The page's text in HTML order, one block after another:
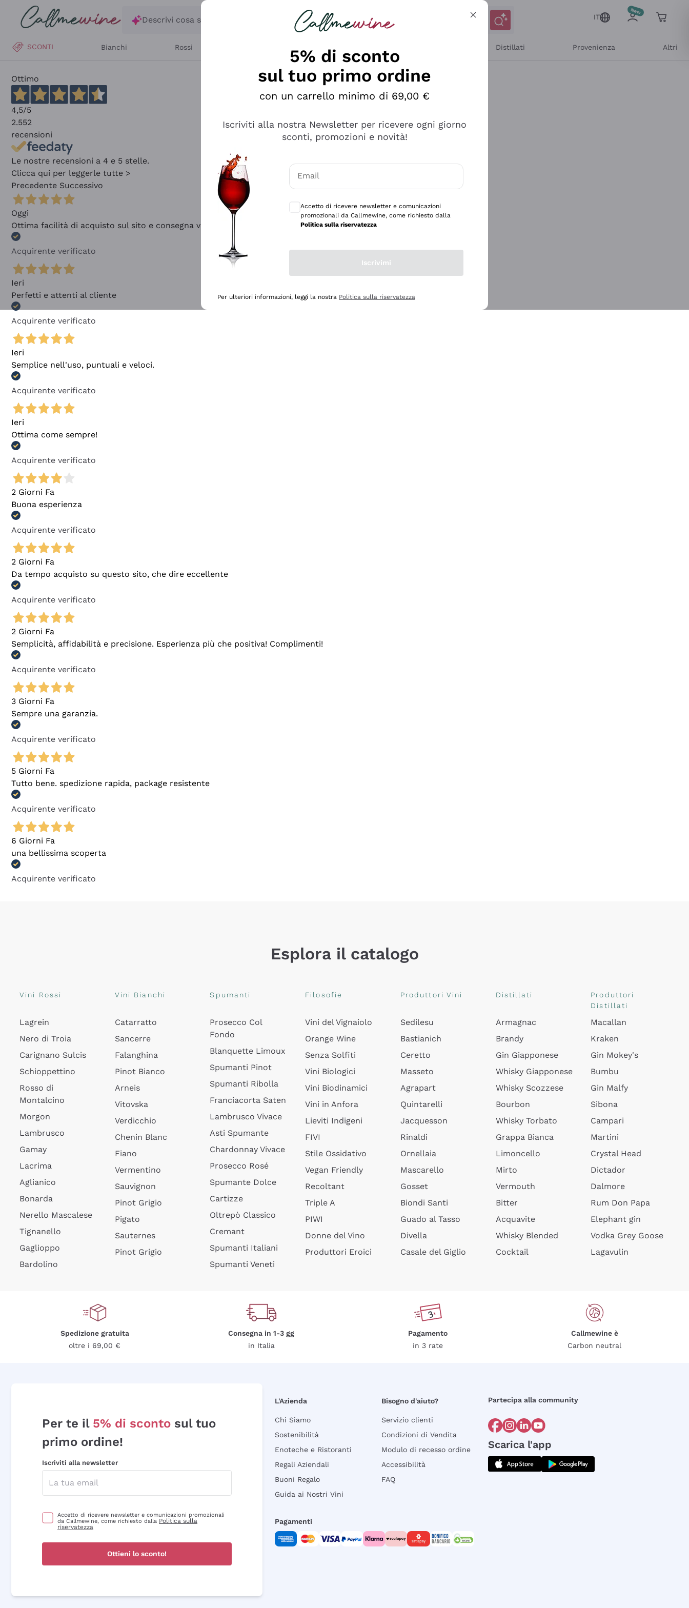
Salta al contenuto principale
Descrivi cosa stai cercando
IT
SCONTI Bianchi Rossi Distillati Provenienza Altri
Ottimo
4,5/5
2.552
recensioni
Le nostre recensioni a 4 e 5 stelle.
Clicca qui per leggerle tutte >
Precedente Successivo
Oggi
Ottima facilità di acquisto sul sito e consegna velocissima
Acquirente verificato
Ieri
Perfetti e attenti al cliente
Acquirente verificato
Ieri
Semplice nell'uso, puntuali e veloci.
Acquirente verificato
Ieri
Ottima come sempre!
Acquirente verificato
2 Giorni Fa
Buona esperienza
Acquirente verificato
2 Giorni Fa
Da tempo acquisto su questo sito, che dire eccellente
Acquirente verificato
2 Giorni Fa
Semplicità, affidabilità e precisione. Esperienza più che positiva! Complimenti!
Acquirente verificato
3 Giorni Fa
Sempre una garanzia.
Acquirente verificato
5 Giorni Fa
Tutto bene. spedizione rapida, package resistente
Acquirente verificato
6 Giorni Fa
una bellissima scoperta
Acquirente verificato
Esplora il catalogo
Vini Rossi
Lagrein
Nero di Troia
Carignano Sulcis
Schioppettino
Rosso di
Montalcino
Morgon
Lambrusco
Gamay
Lacrima
Aglianico
Bonarda
Nerello Mascalese
Tignanello
Gaglioppo
Bardolino
Vini Bianchi
Catarratto
Sancerre
Falanghina
Pinot Bianco
Arneis
Vitovska
Verdicchio
Chenin Blanc
Fiano
Vermentino
Sauvignon
Pinot Grigio
Pigato
Sauternes
Pinot Grigio
Spumanti
Prosecco Col
Fondo
Blanquette Limoux
Spumanti Pinot
Spumanti Ribolla
Franciacorta Saten
Lambrusco Vivace
Asti Spumante
Chardonnay Vivace
Prosecco Rosé
Spumante Dolce
Cartizze
Oltrepò Classico
Cremant
Spumanti Italiani
Spumanti Veneti
Filosofie
Vini del Vignaiolo
Orange Wine
Senza Solfiti
Vini Biologici
Vini Biodinamici
Vini in Anfora
Lieviti Indigeni
FIVI
Stile Ossidativo
Vegan Friendly
Recoltant
Triple A
PIWI
Donne del Vino
Produttori Eroici
Produttori Vini
Sedilesu
Bastianich
Ceretto
Masseto
Agrapart
Quintarelli
Jacquesson
Rinaldi
Ornellaia
Mascarello
Gosset
Biondi Santi
Guado al Tasso
Divella
Casale del Giglio
Distillati
Armagnac
Brandy
Gin Giapponese
Whisky Giapponese
Whisky Scozzese
Bourbon
Whisky Torbato
Grappa Bianca
Limoncello
Mirto
Vermouth
Bitter
Acquavite
Whisky Blended
Cocktail
Produttori
Distillati
Macallan
Kraken
Gin Mokey's
Bumbu
Gin Malfy
Sibona
Campari
Martini
Crystal Head
Dictador
Dalmore
Rum Don Papa
Elephant gin
Vodka Grey Goose
Lagavulin
Spedizione gratuita
oltre i 69,00 €
Consegna in 1-3 gg
in Italia
Pagamento
in 3 rate
Callmewine è
Carbon neutral
Per te il 5% di sconto sul tuo
primo ordine!
Iscriviti alla newsletter
Accetto di ricevere newsletter e comunicazioni promozionali
da Callmewine, come richiesto dalla Politica sulla
riservatezza
Ottieni lo sconto!
L'Azienda
Chi Siamo
Sostenibilità
Enoteche e Ristoranti
Regali Aziendali
Buoni Regalo
Guida ai Nostri Vini
Bisogno d'aiuto?
Servizio clienti
Condizioni di Vendita
Modulo di recesso ordine
Accessibilità
FAQ
Partecipa alla community
Scarica l'app
Pagamenti
5% di sconto
sul tuo primo ordine
con un carrello minimo di 69,00 €
Iscriviti alla nostra Newsletter per ricevere ogni giorno
sconti, promozioni e novità!
Email
Accetto di ricevere newsletter e comunicazioni
promozionali da Callmewine, come richiesto dalla
Politica sulla riservatezza
Iscrivimi
Per ulteriori informazioni, leggi la nostra Politica sulla riservatezza